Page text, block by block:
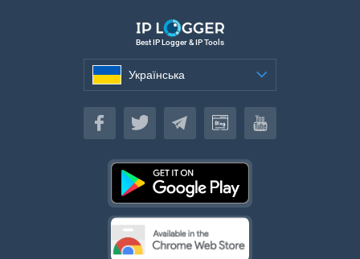
Best IP Logger & IP Tools
Українська
Українська